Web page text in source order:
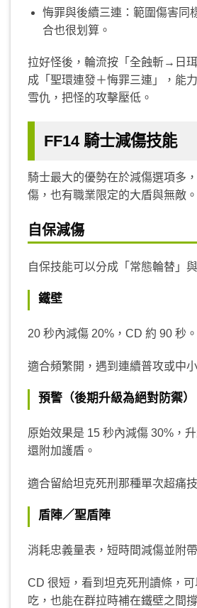
悔罪與後續三連：範圍傷害同
合也很划算。
拉好怪後，輪流按「全蝕斬→日
成「聖環連發＋悔罪三連」，能
雪仇，把怪的攻擊壓低。
FF14 騎士減傷技能
騎士最大的優勢在於減傷選項多
傷，也有職業限定的大盾與無敵。
自保減傷
自保技能可以分成「常態輪替」
鐵壁
20 秒內減傷 20%，CD 約 90 秒。
適合頻繁開，遇到連續普攻或中
預警（後期升級為絕對防禦）
原始效果是 15 秒內減傷 30%，
還附加護盾。
適合留給坦克死刑那種單次超痛
盾陣／聖盾陣
消耗忠義量表，短時間減傷並附
CD 很短，看到坦克死刑讀條，
吃，也能在群拉時補在鐵壁之間